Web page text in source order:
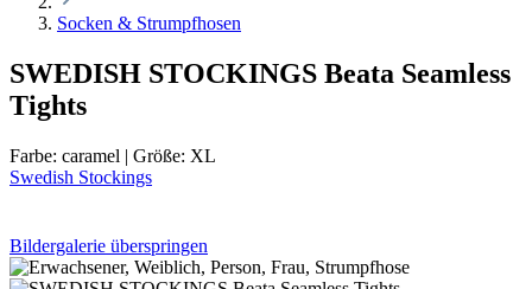
Socken & Strumpfhosen
SWEDISH STOCKINGS Beata Seamless
Tights
Farbe: caramel | Größe: XL
Swedish Stockings
Bildergalerie überspringen